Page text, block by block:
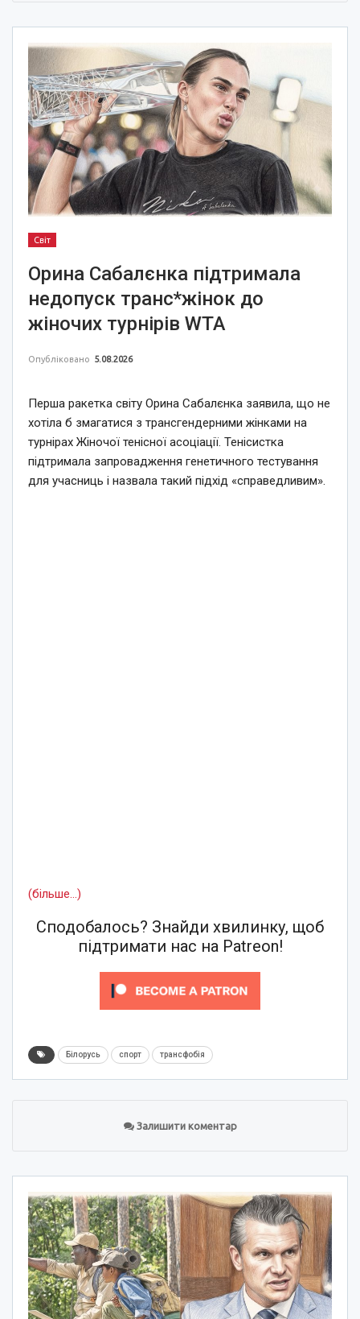
Світ
Орина Сабалєнка підтримала
недопуск транс*жінок до
жіночих турнірів WTA
Опубліковано 5.08.2026
Перша ракетка світу Орина Сабалєнка заявила, що не
хотіла б змагатися з трансгендерними жінками на
турнірах Жіночої тенісної асоціації. Тенісистка
підтримала запровадження генетичного тестування
для учасниць і назвала такий підхід «справедливим».
(більше…)
Сподобалось? Знайди хвилинку, щоб
підтримати нас на Patreon!
Білорусь спорт трансфобія
Залишити коментар